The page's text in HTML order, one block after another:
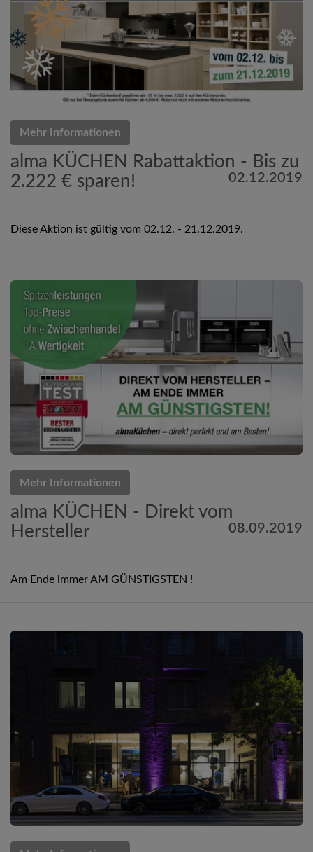
Mehr Informationen
alma KÜCHEN Rabattaktion - Bis zu
2.222 € sparen!
02.12.2019
Diese Aktion ist gültig vom 02.12. - 21.12.2019.
Mehr Informationen
alma KÜCHEN - Direkt vom
Hersteller
08.09.2019
Am Ende immer AM GÜNSTIGSTEN !